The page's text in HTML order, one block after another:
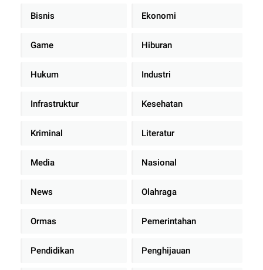
Bisnis Ekonomi
Game Hiburan
Hukum Industri
Infrastruktur Kesehatan
Kriminal Literatur
Media Nasional
News Olahraga
Ormas Pemerintahan
Pendidikan Penghijauan